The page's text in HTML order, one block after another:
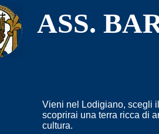
ASS.
Vieni nel Lodigiano, scegli
scoprirai una terra ricca di
cultura.